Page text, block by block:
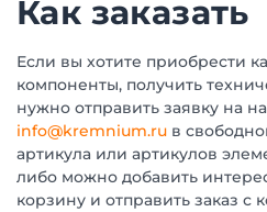
Как заказать
Если вы хотите приобрести
компоненты, получить
нужно отправить заявку на
info@kremnium.ru в
артикула или артикулов
либо можно добавить
корзину и отправить заказ